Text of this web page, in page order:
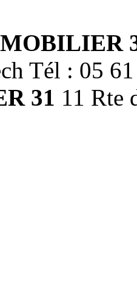
Tél : 05
31 11 Rte